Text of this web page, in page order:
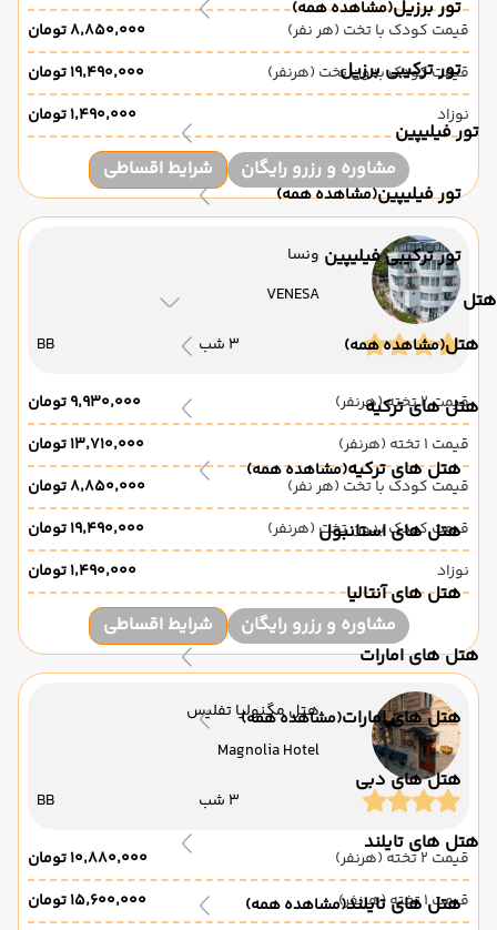
تور برزیل(مشاهده همه)
تور ترکیبی برزیل
تور فیلیپین
تور فیلیپین(مشاهده همه)
تور ترکیبی فیلیپین
هتل
هتل(مشاهده همه)
هتل های ترکیه
هتل های ترکیه(مشاهده همه)
هتل های استانبول
هتل های آنتالیا
هتل های امارات
هتل های امارات(مشاهده همه)
هتل های دبی
هتل های تایلند
هتل های تایلند(مشاهده همه)
قیمت کودک با تخت (هر نفر)
۸٬۸۵۰٬۰۰۰ تومان
قیمت کودک بدون تخت (هرنفر)
۱۹٬۴۹۰٬۰۰۰ تومان
نوزاد
۱٬۴۹۰٬۰۰۰ تومان
مشاوره و رزرو رایگان شرایط اقساطی
ونسا
VENESA
3 شب BB
قیمت 2 تخته (هرنفر)
۹٬۹۳۰٬۰۰۰ تومان
قیمت 1 تخته (هرنفر)
۱۳٬۷۱۰٬۰۰۰ تومان
قیمت کودک با تخت (هر نفر)
۸٬۸۵۰٬۰۰۰ تومان
قیمت کودک بدون تخت (هرنفر)
۱۹٬۴۹۰٬۰۰۰ تومان
نوزاد
۱٬۴۹۰٬۰۰۰ تومان
مشاوره و رزرو رایگان شرایط اقساطی
هتل مگنولیا تفلیس
Magnolia Hotel
3 شب BB
قیمت 2 تخته (هرنفر)
۱۰٬۸۸۰٬۰۰۰ تومان
قیمت 1 تخته (هرنفر)
۱۵٬۶۰۰٬۰۰۰ تومان